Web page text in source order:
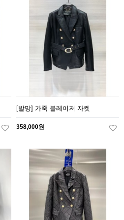
[발망] 가죽 블레이저 자켓
358,000원